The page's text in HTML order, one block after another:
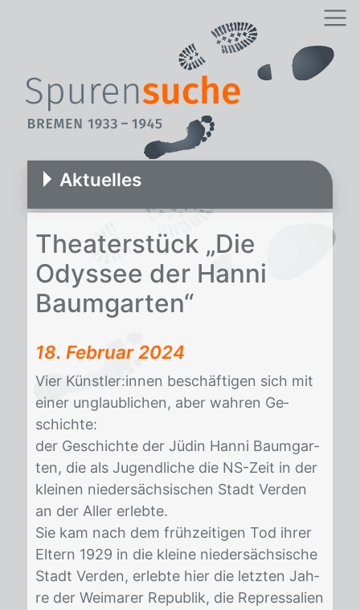
Aktuelles
Thea­ter­stück „Die
Odys­see der Han­ni
Baum­gar­ten“
18. Februar 2024
Vier Künst­ler:in­nen be­schäf­ti­gen sich mit
ei­ner un­glaub­li­chen, aber wah­ren Ge­
schich­te:
der Ge­schich­te der Jü­din Han­ni Baum­gar­
ten, die als Ju­gend­li­che die NS-Zeit in der
klei­nen nie­der­säch­si­schen Stadt Ver­den
an der Al­ler er­leb­te.
Sie kam nach dem früh­zei­ti­gen Tod ih­rer
El­tern 1929 in die klei­ne nie­der­säch­si­sche
Stadt Ver­den, er­leb­te hier die letz­ten Jah­
re der Wei­ma­rer Re­pu­blik, die Re­pres­sa­li­en